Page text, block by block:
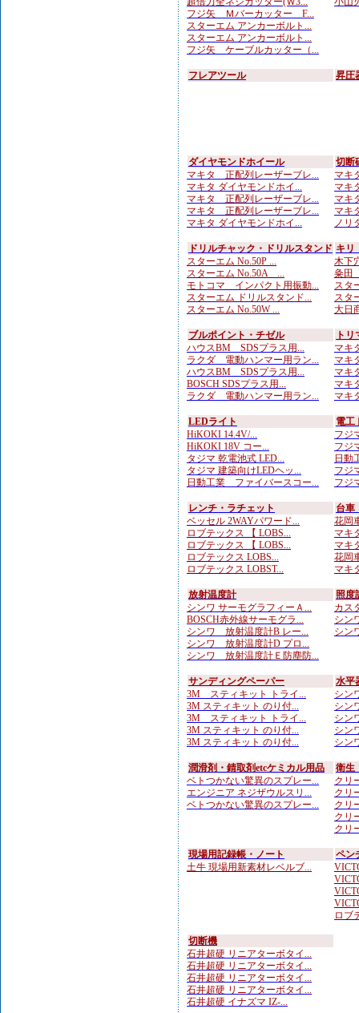
フジ矢 Ｍバーカッター F...
スターエム アンカーボルト...
スターエム アンカーボルト...
フジ矢 ケーブルカッター（...
フレアツール 昇圧
ダイヤモンドホイール
マキタ 正配列レーザーブレ...
マキタ ダイヤモンドホイ...
マキタ 正配列レーザーブレ...
マキタ 正配列レーザーブレ...
マキタ ダイヤモンドホイ...
切断
マキ
マキ
マキ
マキ
ノリ
ドリルチャック・ドリルスタンド
スターエム No.50P ...
スターエム No.50A ...
モトコマ インパクト用振動...
スターエム ドリルスタンド...
スターエム No.50W ...
キリ
木下
粂田
スタ
スタ
大日
ブルポイント・チゼル
ハウスBM SDSプラス用...
ラクダ 電動ハンマー用ラン...
ハウスBM SDSプラス用...
BOSCH SDSプラス用...
ラクダ 電動ハンマー用ラン...
ト
マキ
マキ
マキ
マキ
マキ
LEDライト
HiKOKI 14.4V/...
HiKOKI 18V コー...
タジマ 乾電池式 LED...
タジマ 建築向けLEDヘッ...
日動工業 ファイバースコー...
電工
フジ
フジ
日動
フジ
フジ
レンチ・ラチェット
ベッセル 2WAYパワード...
ロブテックス 【 LOBS...
ロブテックス 【 LOBS...
ロブテックス LOBS...
ロブテックス LOBST...
台車
花岡
マキ
マキ
花岡
マキ
放射温度計
シンワ サーモグラフィーＡ...
BOSCH赤外線サーモグラ...
シンワ 放射温度計B レー...
シンワ 放射温度計D プロ...
シンワ 放射温度計Ｅ防塵防...
照度
カス
シン
シン
サンディングペーパー
3M スティキット トライ...
3M スティキット のり付...
3M スティキット トライ...
3M スティキット のり付...
3M スティキット のり付...
水平
シン
シン
シン
シン
シン
潤滑剤・錆取剤etcケミカル用品
ベトつかない驚異のスプレー...
エンジニア ネジザウルスリ...
ベトつかない驚異のスプレー...
衛生
クリ
クリ
クリ
クリ
クリ
現場用記録帳・ノート
土牛 現場用新素材レベルブ...
ペン
ロブ
切断機
石井超硬 リニアターボタイ...
石井超硬 リニアターボタイ...
石井超硬 リニアターボタイ...
石井超硬 リニアターボタイ...
石井超硬 イナズマ IZ-...